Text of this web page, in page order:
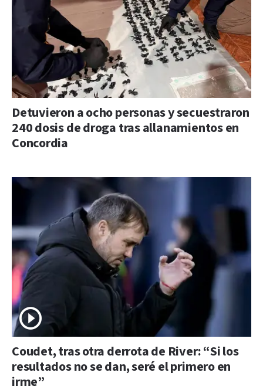
Detuvieron a ocho personas y secuestraron
240 dosis de droga tras allanamientos en
Concordia
Coudet, tras otra derrota de River: “Si los
resultados no se dan, seré el primero en
irme”